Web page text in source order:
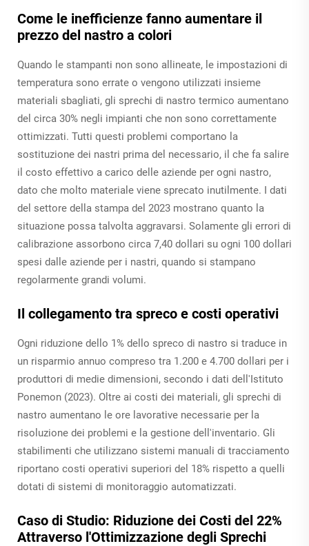
Come le inefficienze fanno aumentare il
prezzo del nastro a colori
Quando le stampanti non sono allineate, le impostazioni di
temperatura sono errate o vengono utilizzati insieme
materiali sbagliati, gli sprechi di nastro termico aumentano
del circa 30% negli impianti che non sono correttamente
ottimizzati. Tutti questi problemi comportano la
sostituzione dei nastri prima del necessario, il che fa salire
il costo effettivo a carico delle aziende per ogni nastro,
dato che molto materiale viene sprecato inutilmente. I dati
del settore della stampa del 2023 mostrano quanto la
situazione possa talvolta aggravarsi. Solamente gli errori di
calibrazione assorbono circa 7,40 dollari su ogni 100 dollari
spesi dalle aziende per i nastri, quando si stampano
regolarmente grandi volumi.
Il collegamento tra spreco e costi operativi
Ogni riduzione dello 1% dello spreco di nastro si traduce in
un risparmio annuo compreso tra 1.200 e 4.700 dollari per i
produttori di medie dimensioni, secondo i dati dell'Istituto
Ponemon (2023). Oltre ai costi dei materiali, gli sprechi di
nastro aumentano le ore lavorative necessarie per la
risoluzione dei problemi e la gestione dell'inventario. Gli
stabilimenti che utilizzano sistemi manuali di tracciamento
riportano costi operativi superiori del 18% rispetto a quelli
dotati di sistemi di monitoraggio automatizzati.
Caso di Studio: Riduzione dei Costi del 22%
Attraverso l'Ottimizzazione degli Sprechi